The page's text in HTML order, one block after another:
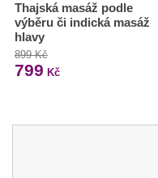
Thajská masáž podle
výběru či indická masáž
hlavy
899 Kč
799 Kč